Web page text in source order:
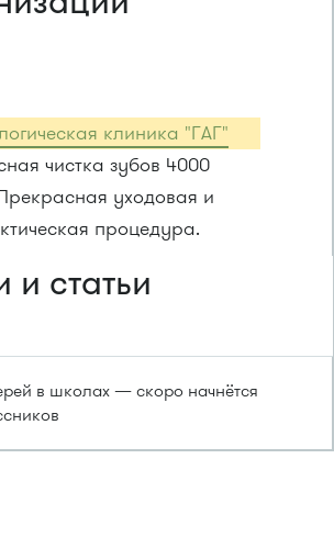
клиника "ГАГ"
чистка зубов 4000
уходовая и
процедура.
и статьи
в школах — скоро начнётся